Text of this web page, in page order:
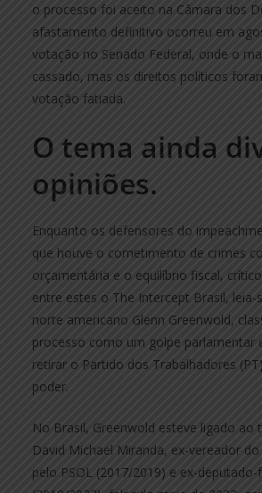
o processo foi aceito na Câmara dos
afastamento definitivo ocorreu em
votação no Senado Federal, onde o
cassado, mas os direitos políticos
votação fatiada.
O tema ainda
opiniões.
Enquanto os defensores do
que houve o cometimento de crimes
orçamentária e o equilíbrio fiscal,
entre estes o The Intercept Brasil, leia-
norte americano Glenn Greenwold,
processo como um golpe parlamentar
retirar o Partido dos Trabalhadores
poder.
No Brasil, Greenwold esteve ligado ao
David Michael Miranda, ex-vereador do
pelo PSOL (2017/2019) e ex-